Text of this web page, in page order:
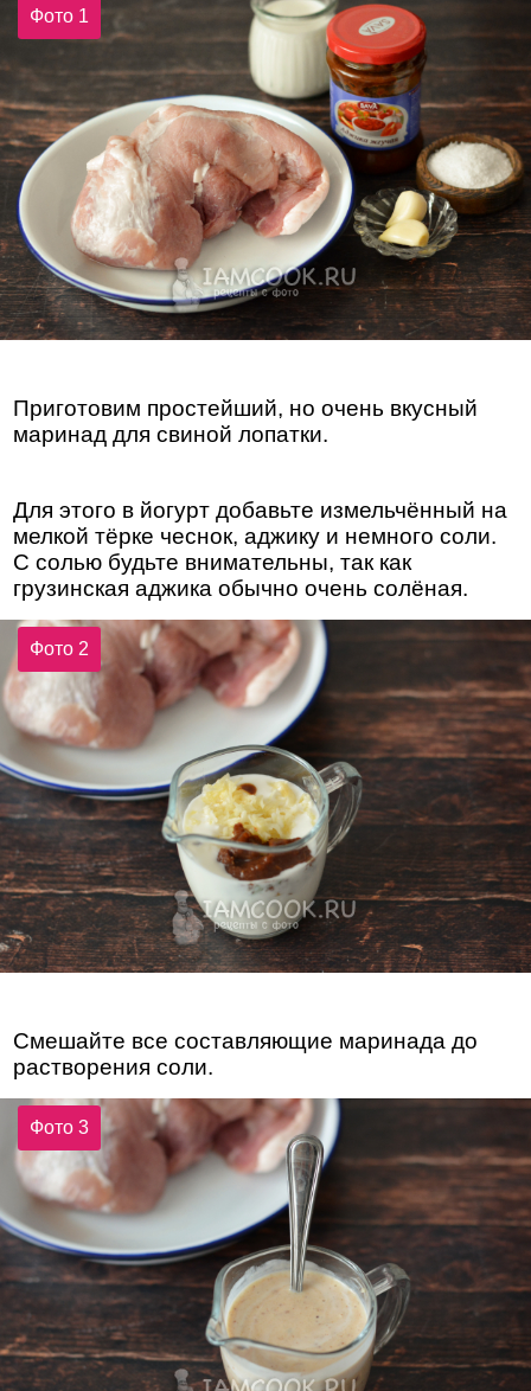
Фото 1
Приготовим простейший, но очень вкусный
маринад для свиной лопатки.
Для этого в йогурт добавьте измельчённый на
мелкой тёрке чеснок, аджику и немного соли.
С солью будьте внимательны, так как
грузинская аджика обычно очень солёная.
Фото 2
Смешайте все составляющие маринада до
растворения соли.
Фото 3